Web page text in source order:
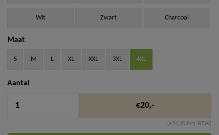
Wit Zwart Charcoal
Maat
S M L XL XXL 3XL 4XL
Aantal
€20,-
(€24,20 incl. BTW)